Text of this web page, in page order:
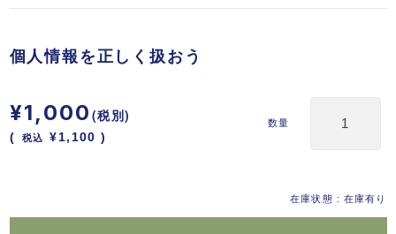
個人情報を正しく扱おう
在庫状態 : 在庫有り
¥1,000 (税別)
( 税込 ¥1,100 )
数量